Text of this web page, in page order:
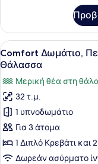
Θάλασσα
Σουίτα,
King
Κρεβάτι,
Θέα
στη
Θάλασσα
Προβολή
όλων
των
φωτογραφιών
για
Comfort
Δωμάτιο,
Περισσότερα
από
8
Comfort Δωμάτιο,
Θάλασσα
Μερική θέα στη
32 τ.μ.
1 υπνοδωμάτιο
Για 3 άτομα
1 Διπλό Κρεβάτι και
Δωρεάν ασύρματο